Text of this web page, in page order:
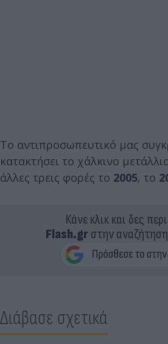
Το αντιπροσωπευτικό μας
κατακτήσει το χάλκινο
άλλες τρεις φορές το 2005, το
Κάνε κλικ και δες
Flash.grστην
Διάβασε σχετικά